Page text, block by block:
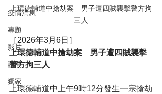
疫情消息
專題
影片
訪問
獨家
上環德輔道中搶劫案　男子遭四賊襲擊警方拘
三人
［2026年3月6日］
上環德輔道中搶劫案　男子遭四賊襲擊
警方拘三人
上環德輔道中上午9時12分發生一宗搶劫